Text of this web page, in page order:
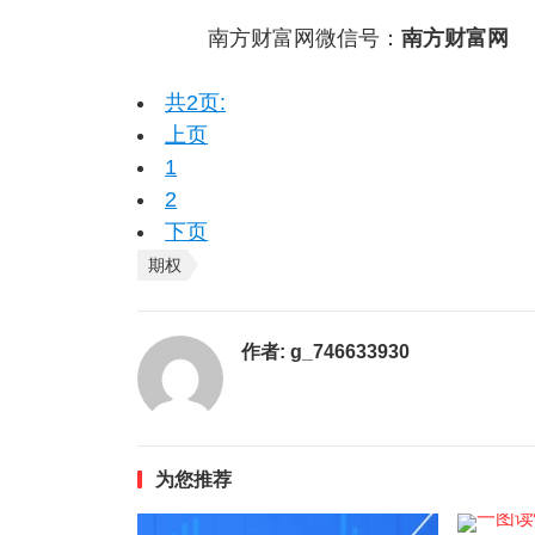
南方财富网微信号： 南方财富网
共2页:
上页
1
2
下页
期权
作者: g_746633930
为您推荐